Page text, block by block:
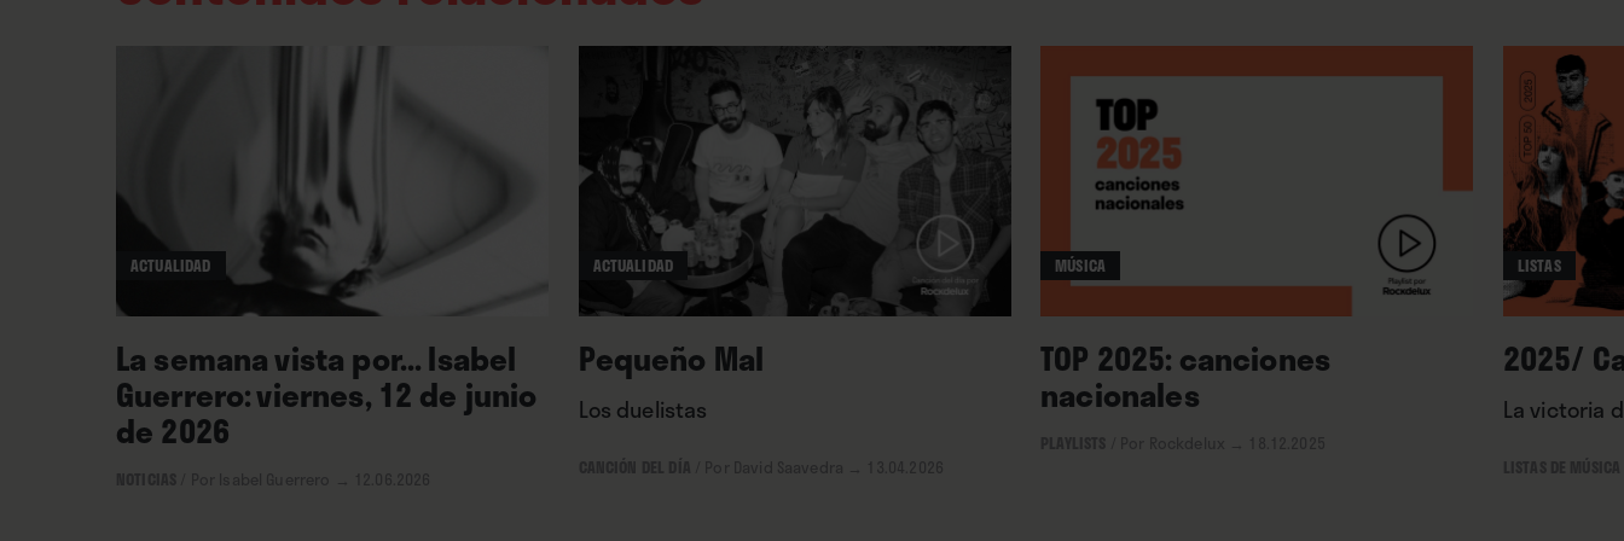
guitarrero. ∎
ACTUALIDAD
La semana vista por... Isabel
Guerrero: viernes, 12 de junio
de 2026
ACTUALIDAD
Pequeño Mal
Los duelistas
MÚSICA
TOP 2025: canciones
nacionales
LISTAS
2025/
La victoria